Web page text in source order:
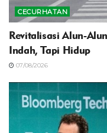
CECURHATAN
Revitalisasi Alun-
Indah, Tapi Hidup
07/08/2026